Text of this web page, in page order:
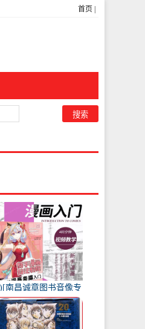
首页
南昌诚章图书音像专
画（新）]正版包邮
漫画技法教程-零基础
销量95件仅售12元